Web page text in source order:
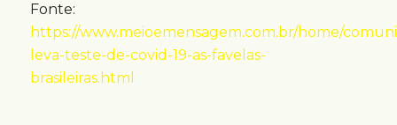
Fonte:
https://www.meioemensagem.com.br/home/
leva-teste-de-covid-19-as-favelas-
brasileiras.html